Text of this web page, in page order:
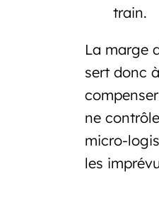
train.
La marge
sert donc à
ne
micro-
les